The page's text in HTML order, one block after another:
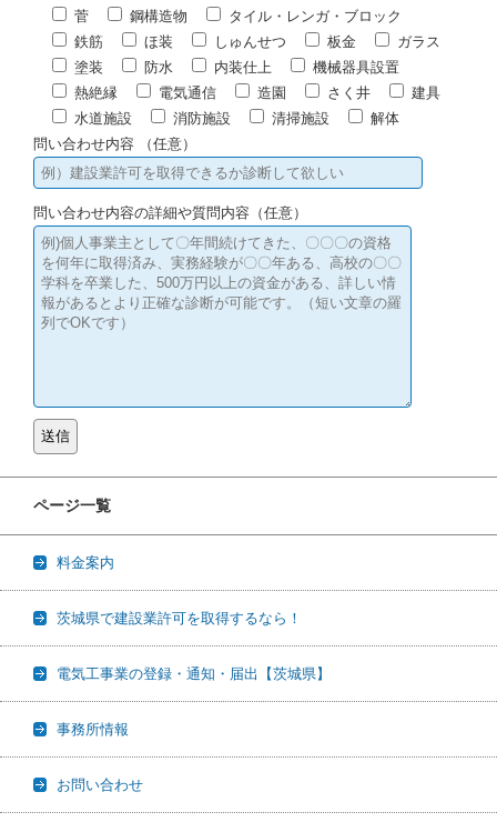
菅
鋼構造物
タイル・レンガ・ブロック
鉄筋
ほ装 しゅんせつ 板金
ガラス
塗装
防水 内装仕上
機械器具設置
熱絶縁
電気通信 造園 さく井
建具
水道施設
消防施設 清掃施設
解体
問い合わせ内容 （任意）
問い合わせ内容の詳細や質問内容（任意）
ページ一覧
料金案内
茨城県で建設業許可を取得するなら！
電気工事業の登録・通知・届出【茨城県】
事務所情報
お問い合わせ